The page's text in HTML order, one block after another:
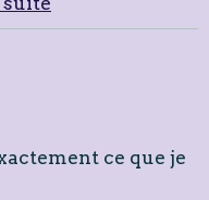
ce que je